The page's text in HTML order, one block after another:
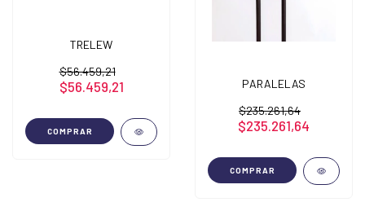
TRELEW
$56.459,21
$56.459,21
COMPRAR
PARALELAS
$235.261,64
$235.261,64
COMPRAR